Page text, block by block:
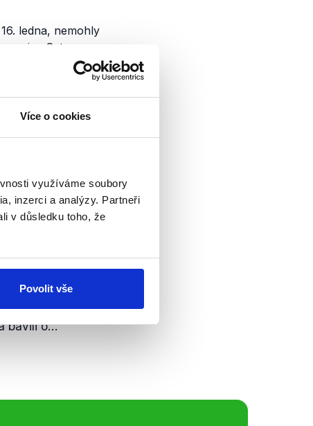
Více o cookies
využíváme soubory
inzerci a analýzy. Partneři
v důsledku toho, že
Povolit vše
ledna, nemohly
Ostrava
z pražské
, díky které se dostal
boj s pandemií
se spuštěním
vicepremiér
bavili o...